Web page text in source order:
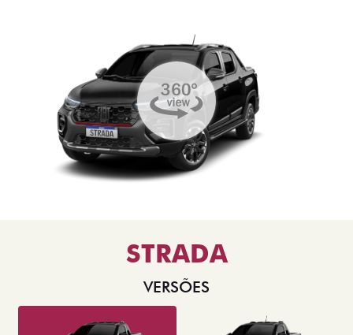
STRADA
VERSÕES